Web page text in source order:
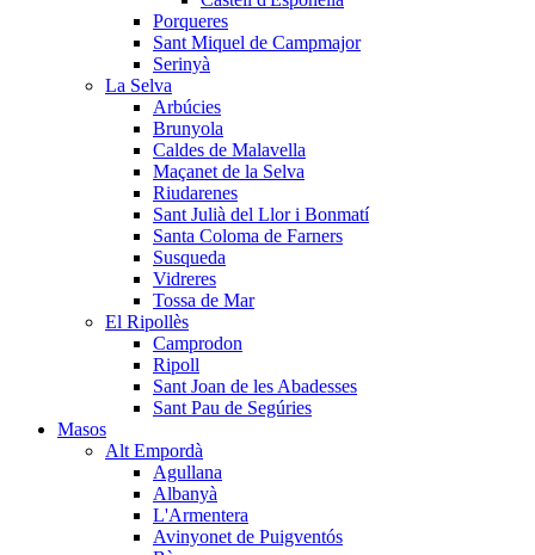
Porqueres
Sant Miquel de Campmajor
Serinyà
La Selva
Arbúcies
Brunyola
Caldes de Malavella
Maçanet de la Selva
Riudarenes
Sant Julià del Llor i Bonmatí
Santa Coloma de Farners
Susqueda
Vidreres
Tossa de Mar
El Ripollès
Camprodon
Ripoll
Sant Joan de les Abadesses
Sant Pau de Segúries
Masos
Alt Empordà
Agullana
Albanyà
L'Armentera
Avinyonet de Puigventós